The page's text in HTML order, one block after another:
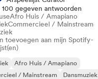
gegeven antwoorden
Afro Huis / Amapiano
Commercieel / Mainstream
toevoegen aan mijn Spotify-
Afro Huis / Amapiano
/ Mainstream
Dansmuziek